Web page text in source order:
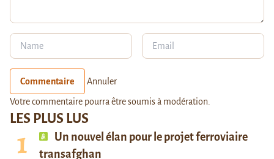
LES PLUS LUS
Un nouvel élan pour le projet ferroviaire
transafghan
Commentaire Annuler
Votre commentaire pourra être soumis à modération.